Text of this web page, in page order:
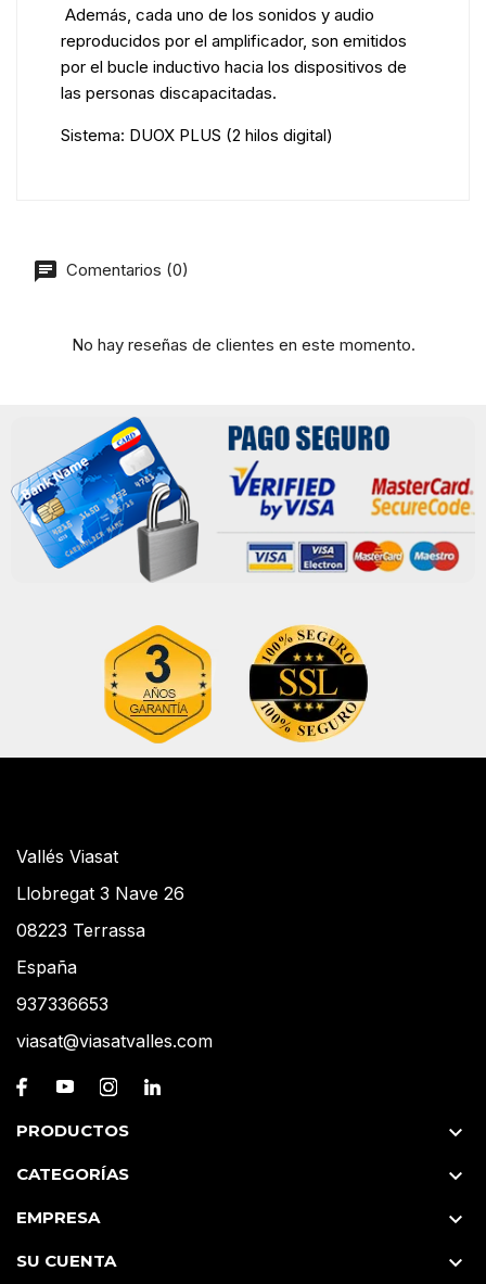
Además, cada uno de los sonidos y audio
reproducidos por el amplificador, son emitidos
por el bucle inductivo hacia los dispositivos de
las personas discapacitadas.
Sistema: DUOX PLUS (2 hilos digital)
Comentarios (0)
No hay reseñas de clientes en este momento.
Vallés Viasat
Llobregat 3 Nave 26
08223 Terrassa
España
937336653
viasat@viasatvalles.com
PRODUCTOS 
CATEGORÍAS 
EMPRESA 
SU CUENTA 